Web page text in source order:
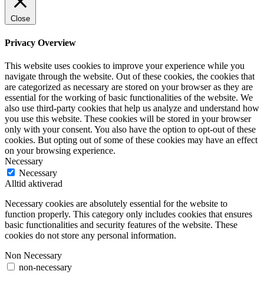
Close
Privacy Overview
This website uses cookies to improve your experience while you
navigate through the website. Out of these cookies, the cookies that
are categorized as necessary are stored on your browser as they are
essential for the working of basic functionalities of the website. We
also use third-party cookies that help us analyze and understand how
you use this website. These cookies will be stored in your browser
only with your consent. You also have the option to opt-out of these
cookies. But opting out of some of these cookies may have an effect
on your browsing experience.
Necessary
Necessary
Alltid aktiverad
Necessary cookies are absolutely essential for the website to
function properly. This category only includes cookies that ensures
basic functionalities and security features of the website. These
cookies do not store any personal information.
Non Necessary
non-necessary